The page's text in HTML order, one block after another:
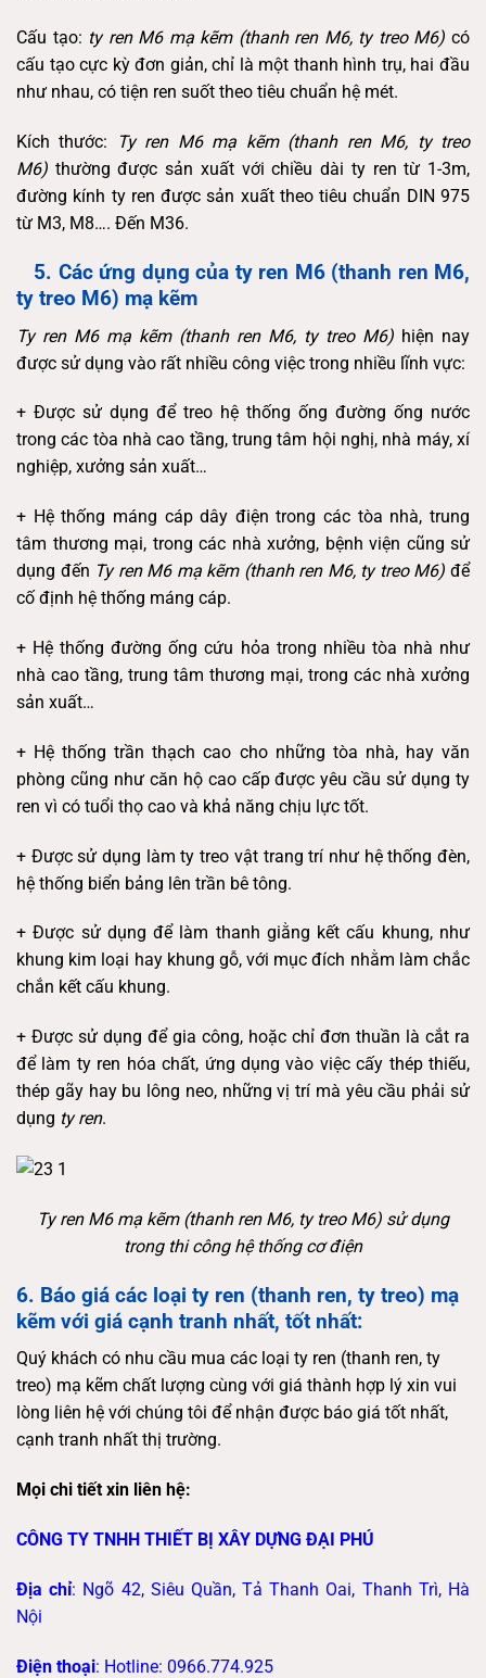
Cấu tạo: ty ren M6 mạ kẽm (thanh ren M6, ty treo M6)có
cấu tạo cực kỳ đơn giản, chỉ là một thanh hình trụ, hai đầu
như nhau, có tiện ren suốt theo tiêu chuẩn hệ mét.
Kích thước:
Ty ren M6 mạ kẽm (thanh ren M6, ty treo
M6) thường được sản xuất với chiều dài ty ren từ 1-3m,
đường kính ty ren được sản xuất theo tiêu chuẩn DIN 975
từ M3, M8…. Đến M36.
5. Các ứng dụng của ty ren M6 (thanh ren M6,
ty treo M6) mạ kẽm
Ty ren M6 mạ kẽm (thanh ren M6, ty treo M6) hiện nay
được sử dụng vào rất nhiều công việc trong nhiều lĩnh vực:
+ Được sử dụng để treo hệ thống ống đường ống nước
trong các tòa nhà cao tầng, trung tâm hội nghị, nhà máy, xí
nghiệp, xưởng sản xuất…
+ Hệ thống máng cáp dây điện trong các tòa nhà, trung
tâm thương mại, trong các nhà xưởng, bệnh viện cũng sử
dụng đến Ty ren M6 mạ kẽm (thanh ren M6, ty treo M6) để
cố định hệ thống máng cáp.
+ Hệ thống đường ống cứu hỏa trong nhiều tòa nhà như
nhà cao tầng, trung tâm thương mại, trong các nhà xưởng
sản xuất…
+ Hệ thống trần thạch cao cho những tòa nhà, hay văn
phòng cũng như căn hộ cao cấp được yêu cầu sử dụng ty
ren vì có tuổi thọ cao và khả năng chịu lực tốt.
+ Được sử dụng làm ty treo vật trang trí như hệ thống đèn,
hệ thống biển bảng lên trần bê tông.
+ Được sử dụng để làm thanh giằng kết cấu khung, như
khung kim loại hay khung gỗ, với mục đích nhằm làm chắc
chắn kết cấu khung.
+ Được sử dụng để gia công, hoặc chỉ đơn thuần là cắt ra
để làm ty ren hóa chất, ứng dụng vào việc cấy thép thiếu,
thép gãy hay bu lông neo, những vị trí mà yêu cầu phải sử
dụng ty ren.
Ty ren M6 mạ kẽm (thanh ren M6, ty treo M6) sử dụng
trong thi công hệ thống cơ điện
6. Báo giá các loại ty ren (thanh ren, ty treo) mạ
kẽm với giá cạnh tranh nhất, tốt nhất:
Quý khách có nhu cầu mua các loại ty ren (thanh ren, ty
treo) mạ kẽm chất lượng cùng với giá thành hợp lý xin vui
lòng liên hệ với chúng tôi để nhận được báo giá tốt nhất,
cạnh tranh nhất thị trường.
Mọi chi tiết xin liên hệ:
CÔNG TY TNHH THIẾT BỊ XÂY DỰNG ĐẠI PHÚ
Địa chỉ: Ngõ 42, Siêu Quần, Tả Thanh Oai, Thanh Trì, Hà
Nội
Điện thoại: Hotline: 0966.774.925